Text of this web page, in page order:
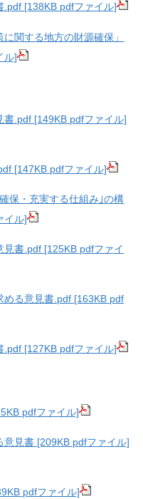
.pdf [138KB pdfファイル]
関する地方の財源確保」
ル]
.pdf [149KB pdfファイル]
[147KB pdfファイル]
保・充実する仕組み｣の構
イル]
見書.pdf [125KB pdfファイ
める意見書.pdf [163KB pdf
.pdf [127KB pdfファイル]
pdfファイル]
意見書 [209KB pdfファイル]
pdfファイル]